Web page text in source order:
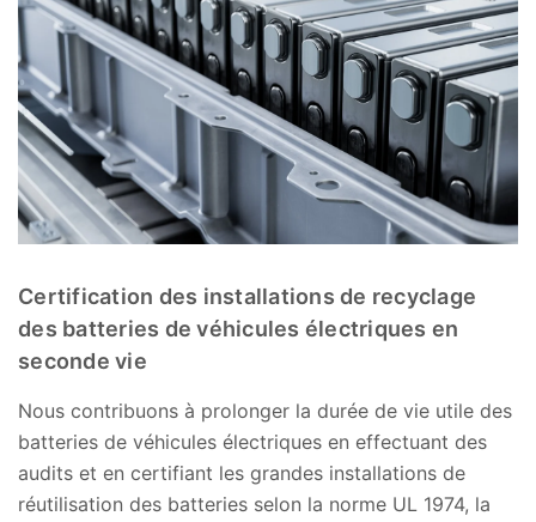
Certification des installations de recyclage
des batteries de véhicules électriques en
seconde vie
Nous contribuons à prolonger la durée de vie utile des
batteries de véhicules électriques en effectuant des
audits et en certifiant les grandes installations de
réutilisation des batteries selon la norme UL 1974, la